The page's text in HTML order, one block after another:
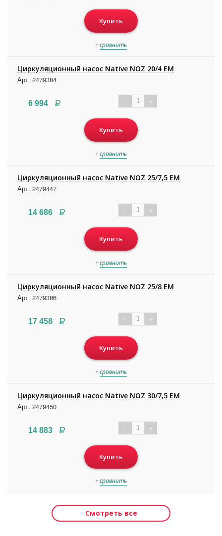
Купить
+сравнить
Циркуляционный насос Native NOZ 20/4 EM
Арт. 2479384
6 994 Р - 1 +
Купить
+сравнить
Циркуляционный насос Native NOZ 25/7,5 EM
Арт. 2479447
14 686 Р - 1 +
Купить
+сравнить
Циркуляционный насос Native NOZ 25/8 EM
Арт. 2479386
17 458 Р - 1 +
Купить
+сравнить
Циркуляционный насос Native NOZ 30/7,5 EM
Арт. 2479450
14 883 Р - 1 +
Купить
+сравнить
Смотреть все